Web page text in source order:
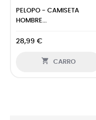
PELOPO - CAMISETA
HOMBRE...
28,99 €
 CARRO